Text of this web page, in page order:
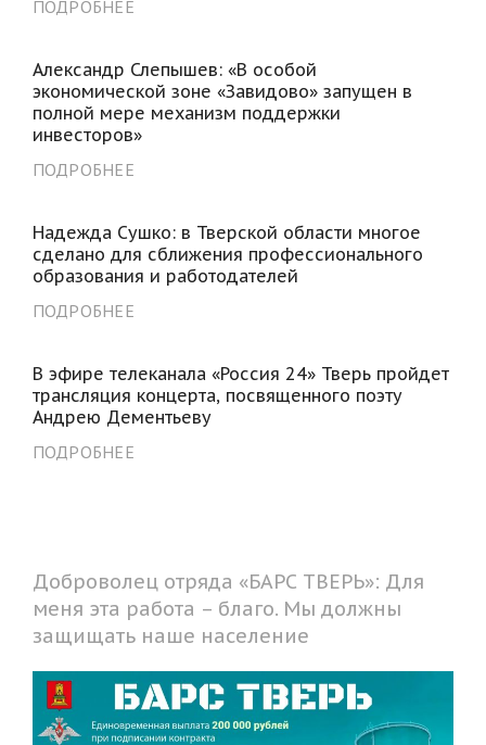
ПОДРОБНЕЕ
Александр Слепышев: «В особой
экономической зоне «Завидово» запущен в
полной мере механизм поддержки
инвесторов»
ПОДРОБНЕЕ
Надежда Сушко: в Тверской области многое
сделано для сближения профессионального
образования и работодателей
ПОДРОБНЕЕ
В эфире телеканала «Россия 24» Тверь пройдет
трансляция концерта, посвященного поэту
Андрею Дементьеву
ПОДРОБНЕЕ
Доброволец отряда «БАРС ТВЕРЬ»: Для
меня эта работа – благо. Мы должны
защищать наше население